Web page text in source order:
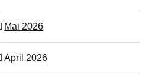
Mai 2026
April 2026